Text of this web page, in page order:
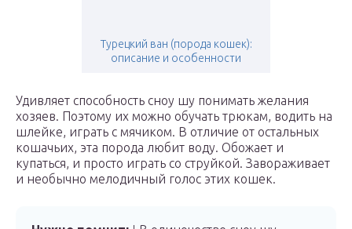
Турецкий ван (порода кошек):
описание и особенности
Удивляет способность сноу шу понимать желания
хозяев. Поэтому их можно обучать трюкам, водить на
шлейке, играть с мячиком. В отличие от остальных
кошачьих, эта порода любит воду. Обожает и
купаться, и просто играть со струйкой. Завораживает
и необычно мелодичный голос этих кошек.